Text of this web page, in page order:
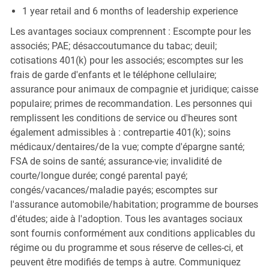
1 year retail and 6 months of leadership experience
Les avantages sociaux comprennent : Escompte pour les
associés; PAE; désaccoutumance du tabac; deuil;
cotisations 401(k) pour les associés; escomptes sur les
frais de garde d'enfants et le téléphone cellulaire;
assurance pour animaux de compagnie et juridique; caisse
populaire; primes de recommandation. Les personnes qui
remplissent les conditions de service ou d'heures sont
également admissibles à : contrepartie 401(k); soins
médicaux/dentaires/de la vue; compte d'épargne santé;
FSA de soins de santé; assurance-vie; invalidité de
courte/longue durée; congé parental payé;
congés/vacances/maladie payés; escomptes sur
l'assurance automobile/habitation; programme de bourses
d'études; aide à l'adoption. Tous les avantages sociaux
sont fournis conformément aux conditions applicables du
régime ou du programme et sous réserve de celles-ci, et
peuvent être modifiés de temps à autre. Communiquez